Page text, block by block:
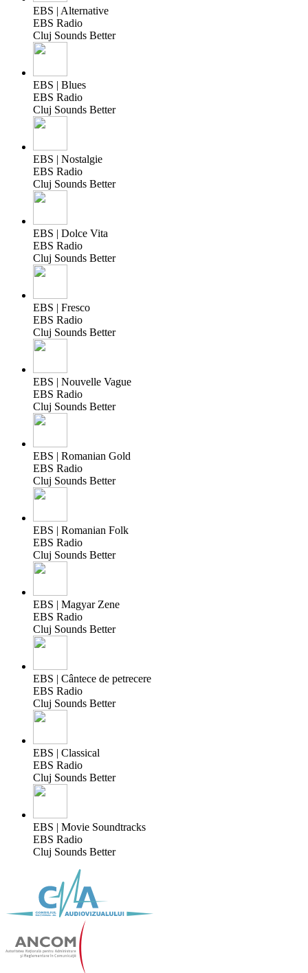
EBS | Alternative
EBS Radio
Cluj Sounds Better
EBS | Blues
EBS Radio
Cluj Sounds Better
EBS | Nostalgie
EBS Radio
Cluj Sounds Better
EBS | Dolce Vita
EBS Radio
Cluj Sounds Better
EBS | Fresco
EBS Radio
Cluj Sounds Better
EBS | Nouvelle Vague
EBS Radio
Cluj Sounds Better
EBS | Romanian Gold
EBS Radio
Cluj Sounds Better
EBS | Romanian Folk
EBS Radio
Cluj Sounds Better
EBS | Magyar Zene
EBS Radio
Cluj Sounds Better
EBS | Cântece de petrecere
EBS Radio
Cluj Sounds Better
EBS | Classical
EBS Radio
Cluj Sounds Better
EBS | Movie Soundtracks
EBS Radio
Cluj Sounds Better